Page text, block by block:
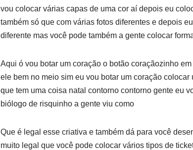
vou colocar várias capas de uma cor aí depois eu
também só que com várias fotos diferentes e depois
diferente mas você pode também a gente colocar
Aqui ó vou botar um coração o botão coraçãozinho
ele bem no meio sim eu vou botar um coração
que tem uma coisa natal contorno contorno gente eu
biólogo de risquinho a gente viu como
Que é legal esse criativa e também dá para você
muito legal que você pode colocar vários tipos de